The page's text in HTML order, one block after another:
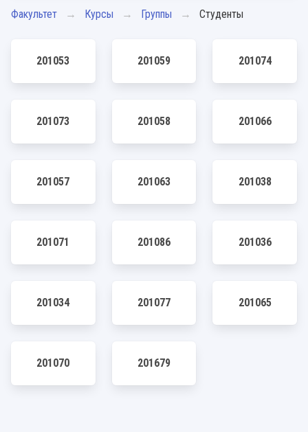
Факультет Курсы Группы Студенты
201053 201059 201074
201073 201058 201066
201057 201063 201038
201071 201086 201036
201034 201077 201065
201070 201679